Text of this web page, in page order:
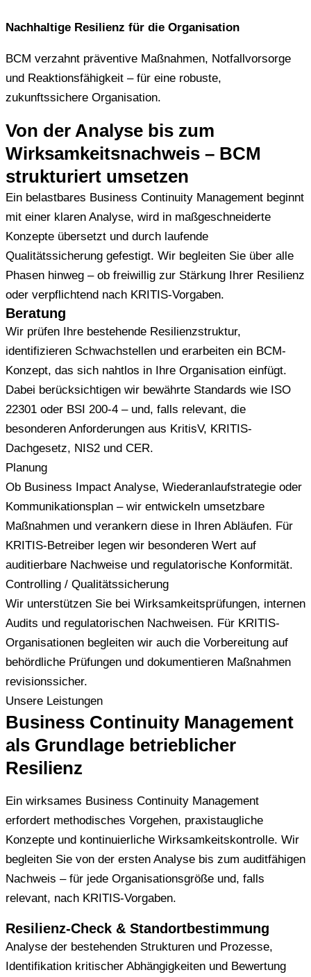
Nachhaltige Resilienz für die Organisation
BCM verzahnt präventive Maßnahmen, Notfallvorsorge
und Reaktionsfähigkeit – für eine robuste,
zukunftssichere Organisation.
Von der Analyse bis zum
Wirksamkeitsnachweis – BCM
strukturiert umsetzen
Ein belastbares Business Continuity Management beginnt
mit einer klaren Analyse, wird in maßgeschneiderte
Konzepte übersetzt und durch laufende
Qualitätssicherung gefestigt. Wir begleiten Sie über alle
Phasen hinweg – ob freiwillig zur Stärkung Ihrer Resilienz
oder verpflichtend nach KRITIS-Vorgaben.
Beratung
Wir prüfen Ihre bestehende Resilienzstruktur,
identifizieren Schwachstellen und erarbeiten ein BCM-
Konzept, das sich nahtlos in Ihre Organisation einfügt.
Dabei berücksichtigen wir bewährte Standards wie ISO
22301 oder BSI 200-4 – und, falls relevant, die
besonderen Anforderungen aus KritisV, KRITIS-
Dachgesetz, NIS2 und CER.
Planung
Ob Business Impact Analyse, Wiederanlaufstrategie oder
Kommunikationsplan – wir entwickeln umsetzbare
Maßnahmen und verankern diese in Ihren Abläufen. Für
KRITIS-Betreiber legen wir besonderen Wert auf
auditierbare Nachweise und regulatorische Konformität.
Controlling / Qualitätssicherung
Wir unterstützen Sie bei Wirksamkeitsprüfungen, internen
Audits und regulatorischen Nachweisen. Für KRITIS-
Organisationen begleiten wir auch die Vorbereitung auf
behördliche Prüfungen und dokumentieren Maßnahmen
revisionssicher.
Unsere Leistungen
Business Continuity Management
als Grundlage betrieblicher
Resilienz
Ein wirksames Business Continuity Management
erfordert methodisches Vorgehen, praxistaugliche
Konzepte und kontinuierliche Wirksamkeitskontrolle. Wir
begleiten Sie von der ersten Analyse bis zum auditfähigen
Nachweis – für jede Organisationsgröße und, falls
relevant, nach KRITIS-Vorgaben.
Resilienz-Check & Standortbestimmung
Analyse der bestehenden Strukturen und Prozesse,
Identifikation kritischer Abhängigkeiten und Bewertung